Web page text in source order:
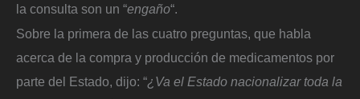
la consulta son un “engaño“.
Sobre la primera de las cuatro preguntas, que habla
acerca de la compra y producción de medicamentos por
parte del Estado, dijo: “¿Va el Estado nacionalizar toda la